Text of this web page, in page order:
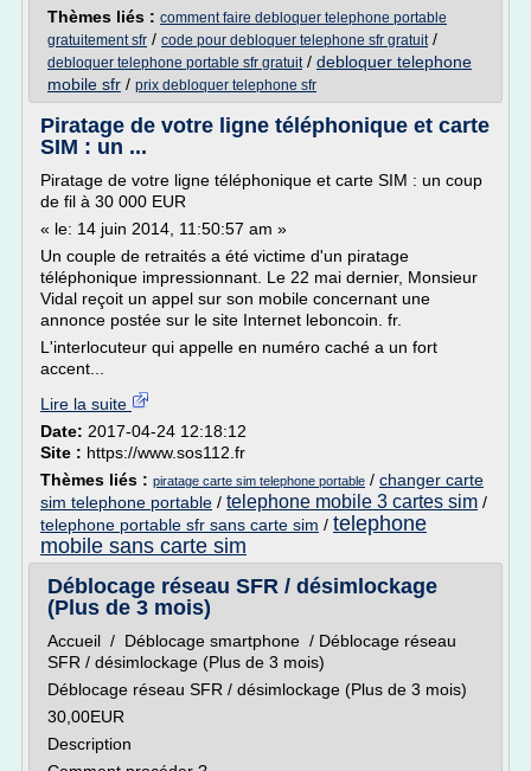
Thèmes liés : comment faire debloquer telephone portable
gratuitement sfr / code pour debloquer telephone sfr gratuit/
debloquer telephone portable sfr gratuit/ debloquer telephone
mobile sfr / prix debloquer telephone sfr
Piratage de votre ligne téléphonique et carte
SIM : un ...
Piratage de votre ligne téléphonique et carte SIM : un coup
de fil à 30 000 EUR
« le: 14 juin 2014, 11:50:57 am »
Un couple de retraités a été victime d'un piratage
téléphonique impressionnant. Le 22 mai dernier, Monsieur
Vidal reçoit un appel sur son mobile concernant une
annonce postée sur le site Internet leboncoin. fr.
L'interlocuteur qui appelle en numéro caché a un fort
accent...
Lire la suite
Date: 2017-04-24 12:18:12
Site : https://www.sos112.fr
Thèmes liés : piratage carte sim telephone portable / changer carte
sim telephone portable / telephone mobile 3 cartes sim /
telephone portable sfr sans carte sim / telephone
mobile sans carte sim
Déblocage réseau SFR / désimlockage
(Plus de 3 mois)
Accueil / Déblocage smartphone / Déblocage réseau
SFR / désimlockage (Plus de 3 mois)
Déblocage réseau SFR / désimlockage (Plus de 3 mois)
30,00EUR
Description